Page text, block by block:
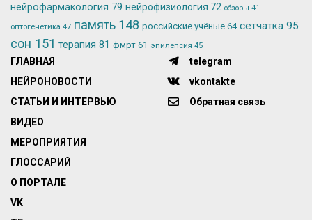
нейрофармакология 79 нейрофизиология 72 обзоры 41
оптогенетика 47 память 148 российские учёные 64 сетчатка 95
сон 151 терапия 81 фмрт 61 эпилепсия 45
ГЛАВНАЯ
НЕЙРОНОВОСТИ
СТАТЬИ И ИНТЕРВЬЮ
ВИДЕО
МЕРОПРИЯТИЯ
ГЛОССАРИЙ
О ПОРТАЛЕ
VK
telegram
vkontakte
Обратная связь